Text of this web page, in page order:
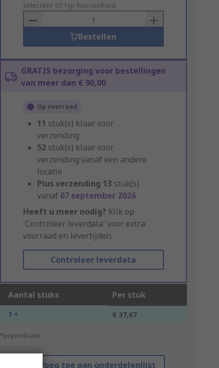
to
Basket
selecteer of typ hoeveelheid
Bestellen
GRATIS bezorging voor bestellingen
van meer dan € 90,00
Op voorraad
11 stuk(s) klaar voor
verzending
52 stuk(s) klaar voor
verzending vanaf een andere
locatie
Plus verzending 13 stuk(s)
vanaf 07 september 2026
Heeft u meer nodig? Klik op
'Controleer leverdata' voor extra
voorraad en levertijden.
Controleer leverdata
Aantal stuks Per stuk
1 + € 37,67
*prijsindicatie
Voeg toe aan onderdelenlijst